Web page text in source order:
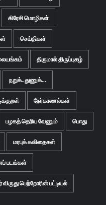
கிரேசி மொழிகள்
செய்திகள்
திருமால் திருப்புகழ்
நறுக்..துணுக்...
நேர்காணல்கள்
பழகத் தெரிய வேணும் பொது
மரபுக் கவிதைகள்
படங்கள்
பெற்றோரின் பட்டியல்